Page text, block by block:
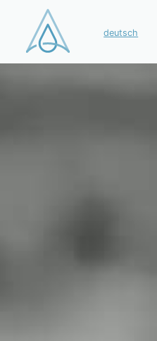
deutsch